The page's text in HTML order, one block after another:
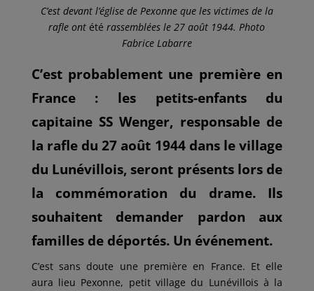
C’est devant l’église de Pexonne que les victimes de la
rafle ont étérassemblées le 27 août 1944. Photo
Fabrice Labarre
C’est probablement une première en
France : les petits-enfants du
capitaine SS Wenger, responsable de
la rafle du 27 août 1944 dans le village
du Lunévillois, seront présents lors de
la commémoration du drame. Ils
souhaitent demander pardon aux
familles de déportés. Un événement.
C’est sans doute une première en France. Et elle
aura lieu Pexonne, petit village du Lunévillois à la